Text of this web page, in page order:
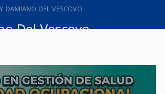
DAMIANO DEL VESCOVO
Del Vescovo